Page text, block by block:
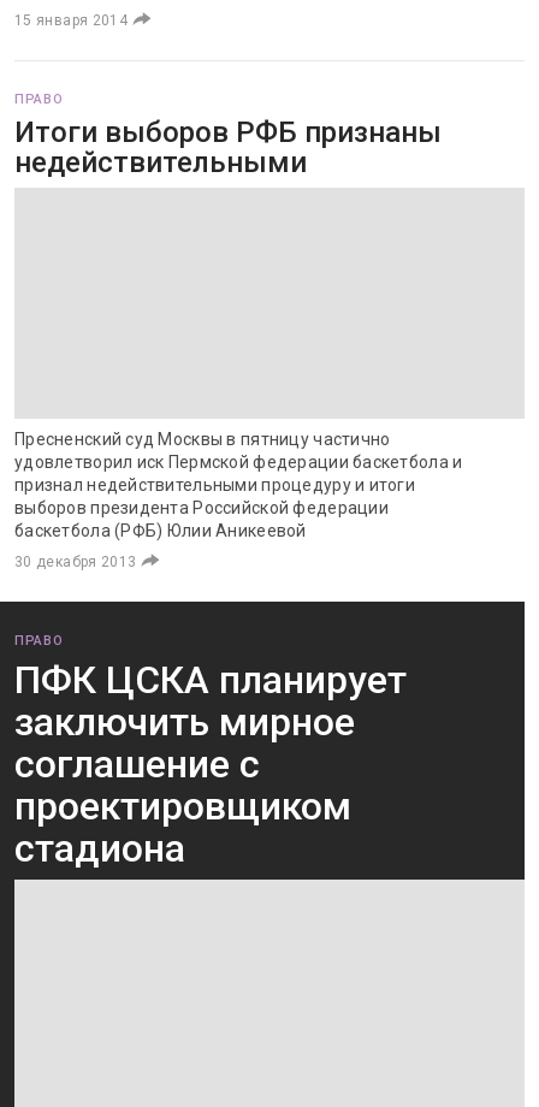
15 января 2014
ПРАВО
Итоги выборов РФБ признаны
недействительными
Пресненский суд Москвы в пятницу частично
удовлетворил иск Пермской федерации баскетбола и
признал недействительными процедуру и итоги
выборов президента Российской федерации
баскетбола (РФБ) Юлии Аникеевой
30 декабря 2013
ПРАВО
ПФК ЦСКА планирует
заключить мирное
соглашение с
проектировщиком
стадиона